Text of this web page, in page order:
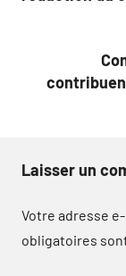
Laisser un
Votre adresse
obligatoires